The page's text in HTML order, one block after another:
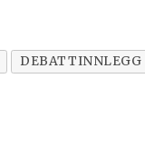
DEBATTINNLEGG